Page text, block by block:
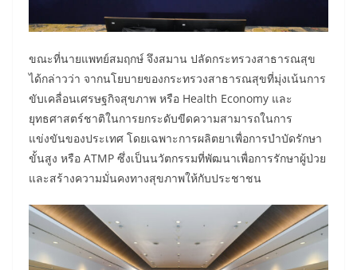
ขณะที่นายแพทย์สมฤกษ์ จึงสมาน ปลัดกระทรวงสาธารณสุข
ได้กล่าวว่า จากนโยบายของกระทรวงสาธารณสุขที่มุ่งเน้นการ
ขับเคลื่อนเศรษฐกิจสุขภาพ หรือ Health Economy และ
ยุทธศาสตร์ชาติในการยกระดับขีดความสามารถในการ
แข่งขันของประเทศ โดยเฉพาะการผลิตยาเพื่อการบำบัดรักษา
ขั้นสูง หรือ ATMP ซึ่งเป็นนวัตกรรมที่พัฒนาเพื่อการรักษาผู้ป่วย
และสร้างความมั่นคงทางสุขภาพให้กับประชาชน